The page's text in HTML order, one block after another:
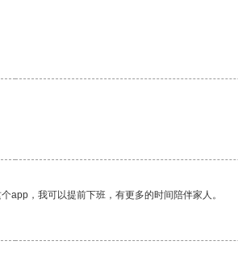
app，我可以提前下班，有更多的时间陪伴家人。